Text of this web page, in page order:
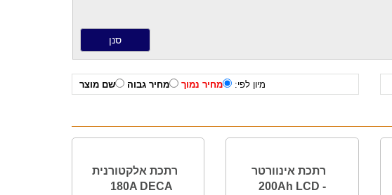
מיון לפי: מחיר נמוך מחיר גבוה שם מוצר
רתכת אינוורטר
200Ah LCD -
רתכת אלקטורנית
180A DECA